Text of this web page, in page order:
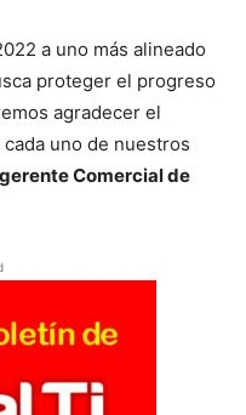
a uno más alineado
proteger el progreso
agradecer el
uno de nuestros
Comercial de